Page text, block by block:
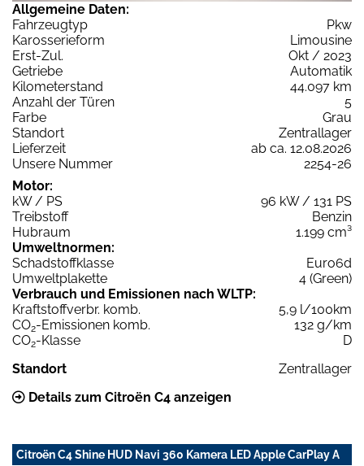
Allgemeine Daten:
Fahrzeugtyp
Pkw
Karosserieform
Limousine
Erst-Zul.
Okt / 2023
Getriebe
Automatik
Kilometerstand
44.097 km
Anzahl der Türen
5
Farbe
Grau
Standort
Zentrallager
Lieferzeit
ab ca. 12.08.2026
Unsere Nummer
2254-26
Motor:
kW / PS
96 kW / 131 PS
Treibstoff
Benzin
Hubraum
1.199 cm³
Umweltnormen:
Schadstoffklasse
Euro6d
Umweltplakette
4 (Green)
Verbrauch und Emissionen nach WLTP:
Kraftstoffverbr. komb.
5,9 l/100km
CO2-Emissionen komb.
132 g/km
CO2-Klasse
D
Standort
Zentrallager
Details zum Citroën C4 anzeigen
Citroën C4 Shine HUD Navi 360 Kamera LED Apple CarPlay A